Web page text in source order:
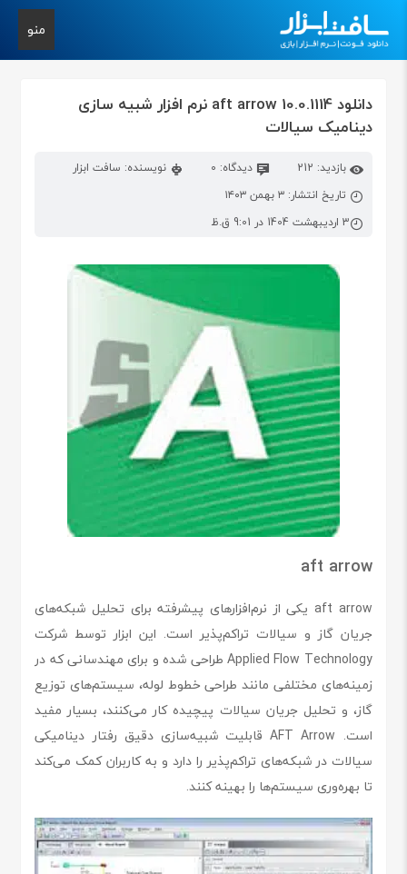
منو
دانلود aft arrow 10.0.1114 نرم افزار شبیه سازی
دینامیک سیالات
بازدید: 212 دیدگاه: 0
نویسنده: سافت ابزار
تاریخ انتشار: ۳ بهمن ۱۴۰۳
3 اردیبهشت 1404 در 9:01 ق.ظ
aft arrow
aft arrow یکی از نرم‌افزارهای پیشرفته برای تحلیل شبکه‌های
جریان گاز و سیالات تراکم‌پذیر است. این ابزار توسط شرکت
Applied Flow Technology طراحی شده و برای مهندسانی که در
زمینه‌های مختلفی مانند طراحی خطوط لوله، سیستم‌های توزیع
گاز، و تحلیل جریان سیالات پیچیده کار می‌کنند، بسیار مفید
است. AFT Arrow قابلیت شبیه‌سازی دقیق رفتار دینامیکی
سیالات در شبکه‌های تراکم‌پذیر را دارد و به کاربران کمک می‌کند
تا بهره‌وری سیستم‌ها را بهینه کنند.